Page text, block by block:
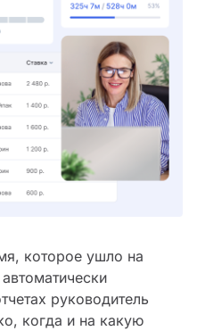
которое ушло на
руководитель
когда и на какую